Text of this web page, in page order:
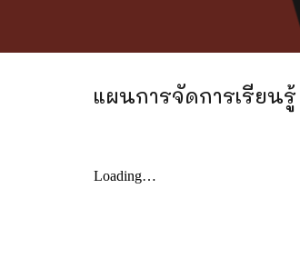
แผนการจัดการเรียนรู้